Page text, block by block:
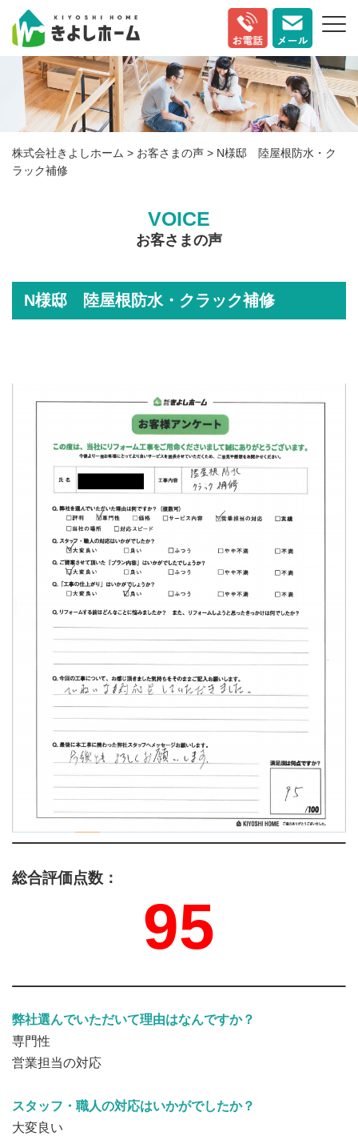
株式会社きよしホーム > お客さまの声 > N様邸 陸屋根防水・ク
ラック補修
VOICE
お客さまの声
N様邸 陸屋根防水・クラック補修
総合評価点数：
95
弊社選んでいただいて理由はなんですか？
専門性
営業担当の対応
スタッフ・職人の対応はいかがでしたか？
大変良い